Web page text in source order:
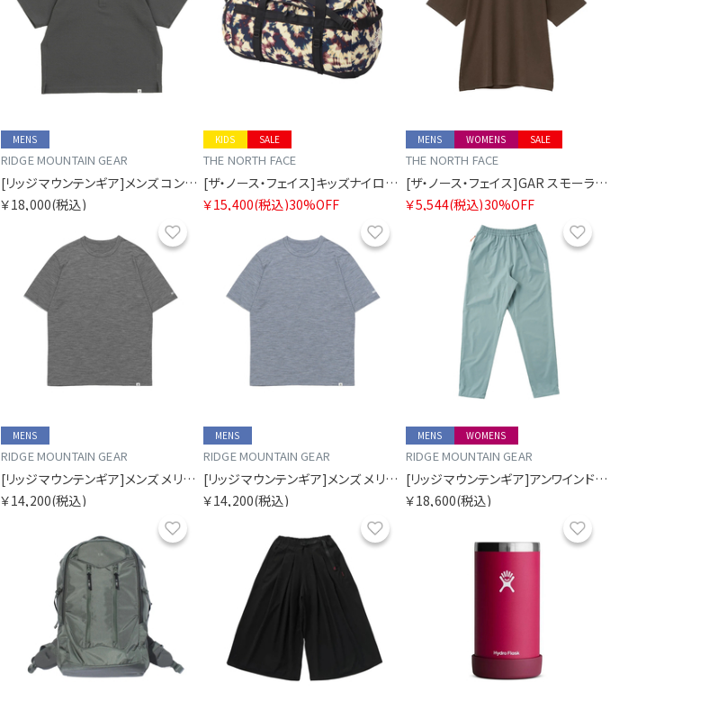
MENS
RIDGE MOUNTAIN GEAR
[リッジマウンテンギア]メンズ コンフィー プルオーバー ショート スリーブ シャツ
￥18,000(税込)
SALE
KIDS
THE NORTH FACE
[ザ・ノース・フェイス]キッズナイロンダッフル50
￥15,400(税込)30%OFF
SALE
MENS WOMENS
THE NORTH FACE
[ザ・ノース・フェイス]GAR スモーラータイポグラフィックショートスリーブティー
￥5,544(税込)30%OFF
MENS
RIDGE MOUNTAIN GEAR
[リッジマウンテンギア]メンズ メリノベーシックショートスリーブTシャツ マイクロボーダー
￥14,200(税込)
MENS
RIDGE MOUNTAIN GEAR
[リッジマウンテンギア]メンズ メリノベーシックショートスリーブTシャツ マイクロボーダー
￥14,200(税込)
MENS WOMENS
RIDGE MOUNTAIN GEAR
[リッジマウンテンギア]アンワインドパンツ
￥18,600(税込)